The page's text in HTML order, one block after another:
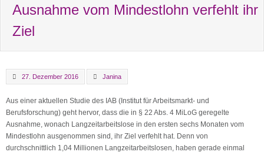
Ausnahme vom Mindestlohn verfehlt ihr
Ziel
27. Dezember 2016 Janina
Aus einer aktuellen Studie des IAB (Institut für Arbeitsmarkt- und
Berufsforschung) geht hervor, dass die in § 22 Abs. 4 MiLoG geregelte
Ausnahme, wonach Langzeitarbeitslose in den ersten sechs Monaten vom
Mindestlohn ausgenommen sind, ihr Ziel verfehlt hat. Denn von
durchschnittlich 1,04 Millionen Langzeitarbeitslosen, haben gerade einmal